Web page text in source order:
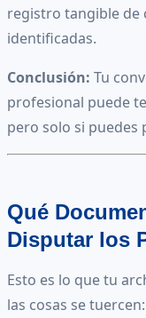
registro tangible de
identificadas.
Conclusión: Tu
profesional puede
pero solo si puedes
Qué
Disputar los
Esto es lo que tu
las cosas se tuercen: